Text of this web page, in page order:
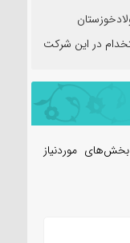
در این شرکت
بخش‌های موردنیاز